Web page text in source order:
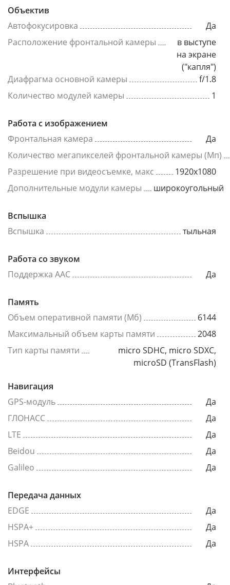
Объектив
Автофокусировка
Да
Расположение фронтальной камеры
в выступе
на экране
("капля")
Диафрагма основной камеры
f/1.8
Количество модулей камеры
1
Работа с изображением
Фронтальная камера
Да
Количество мегапикселей фронтальной камеры (Мп)
Разрешение при видеосъемке, макс
1920x1080
Дополнительные модули камеры
широкоугольный
Вспышка
Вспышка
тыльная
Работа со звуком
Поддержка AAC
Да
Память
Объем оперативной памяти (Мб)
6144
Максимальный объем карты памяти
2048
Тип карты памяти
micro SDHC, micro SDXC,
microSD (TransFlash)
Навигация
GPS-модуль
Да
ГЛОНАСС
Да
LTE
Да
Beidou
Да
Galileo
Да
Передача данных
EDGE
Да
HSPA+
Да
HSPA
Да
Интерфейсы